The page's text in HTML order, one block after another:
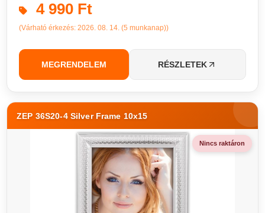
4 990 Ft
(Várható érkezés: 2026. 08. 14. (5 munkanap))
MEGRENDELEM RÉSZLETEK
ZEP 36S20-4 Silver Frame 10x15
Nincs raktáron